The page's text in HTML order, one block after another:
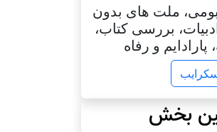
ملت های بدون
بررسی کتاب،
پارادایم و رفاه
بخش